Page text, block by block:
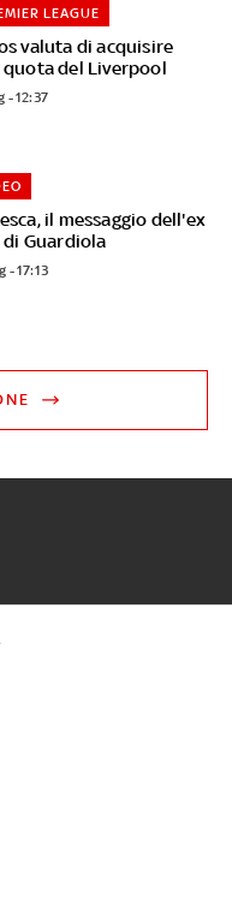
valuta di acquisire
quota del Liverpool
LEAGUE
- 12:37
il messaggio dell'ex
di Guardiola
- 17:13